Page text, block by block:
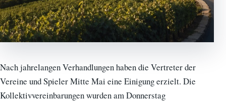
Nach jahrelangen Verhandlungen haben die Vertreter der
Vereine und Spieler Mitte Mai eine Einigung erzielt. Die
Kollektivvereinbarungen wurden am Donnerstag